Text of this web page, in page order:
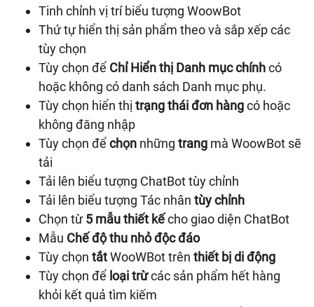
Tinh chỉnh vị trí biểu tượng WoowBot
Thứ tự hiển thị sản phẩm theo và sắp xếp các
tùy chọn
Tùy chọn để Chỉ Hiển thị Danh mục chínhcó
hoặc không có danh sách Danh mục phụ.
Tùy chọn hiển thị trạng thái đơn hàngcó hoặc
không đăng nhập
Tùy chọn đểchọn những trang mà WoowBot sẽ
tải
Tải lên biểu tượng ChatBot tùy chỉnh
Tải lên biểu tượng Tác nhân tùy chỉnh
Chọn từ5 mẫu thiết kếcho giao diện ChatBot
Mẫu Chế độ thu nhỏ độc đáo
Tùy chọn tắtWooWBot trên thiết bị di động
Tùy chọn để loại trừcác sản phẩm hết hàng
khỏi kết quả tìm kiếm